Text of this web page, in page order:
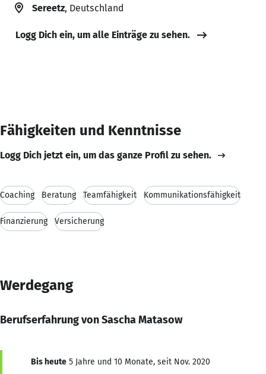
Sereetz, Deutschland
Logg Dich ein, um alle Einträge zu sehen.
Fähigkeiten und Kenntnisse
Logg Dich jetzt ein, um das ganze Profil zu sehen.
Coaching Beratung Teamfähigkeit Kommunikationsfähigkeit
Finanzierung Versicherung
Werdegang
Berufserfahrung von Sascha Matasow
Bis heute 5 Jahre und 10 Monate, seit Nov. 2020